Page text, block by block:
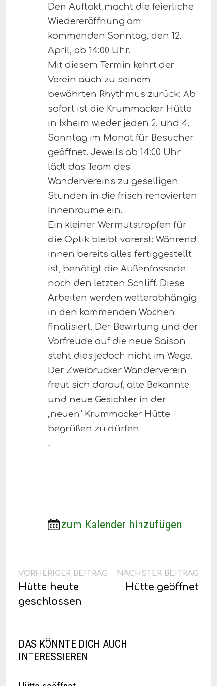
Den Auftakt macht die feierliche
Wiedereröffnung am
kommenden Sonntag, den 12.
April, ab 14:00 Uhr.
Mit diesem Termin kehrt der
Verein auch zu seinem
bewährten Rhythmus zurück: Ab
sofort ist die Krummacker Hütte
in Ixheim wieder jeden 2. und 4.
Sonntag im Monat für Besucher
geöffnet. Jeweils ab 14:00 Uhr
lädt das Team des
Wandervereins zu geselligen
Stunden in die frisch renovierten
Innenräume ein.
Ein kleiner Wermutstropfen für
die Optik bleibt vorerst: Während
innen bereits alles fertiggestellt
ist, benötigt die Außenfassade
noch den letzten Schliff. Diese
Arbeiten werden wetterabhängig
in den kommenden Wochen
finalisiert. Der Bewirtung und der
Vorfreude auf die neue Saison
steht dies jedoch nicht im Wege.
Der Zweibrücker Wanderverein
freut sich darauf, alte Bekannte
und neue Gesichter in der
„neuen“ Krummacker Hütte
begrüßen zu dürfen.
.
zum Kalender hinzufügen
Beitragsnavigation
VORHERIGER BEITRAGVorheriger
Beitrag:
Hütte heute
geschlossen
NÄCHSTER BEITRAG
Hütte geöffnet
DAS KÖNNTE DICH AUCH
INTERESSIEREN